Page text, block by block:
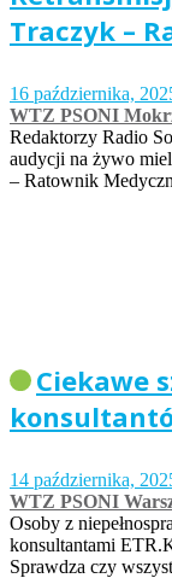
Traczyk –
16 października,
WTZ PSONI
Redaktorzy Radio
audycji na żywo
– Ratownik
Ciekawe
14 października,
WTZ PSONI
Osoby z
konsultantami
Sprawdza czy